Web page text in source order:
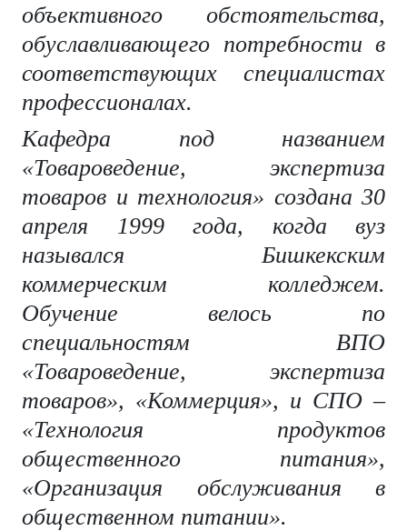
объективного обстоятельства,
обуславливающего потребности в
соответствующих специалистах
профессионалах.
Кафедра под названием
«Товароведение, экспертиза
товаров и технология» создана 30
апреля 1999 года, когда вуз
назывался Бишкекским
коммерческим колледжем.
Обучение велось по
специальностям ВПО
«Товароведение, экспертиза
товаров», «Коммерция», и СПО –
«Технология продуктов
общественного питания»,
«Организация обслуживания в
общественном питании».